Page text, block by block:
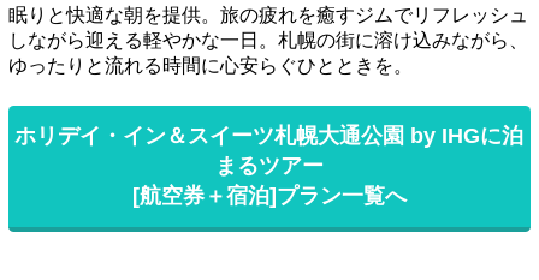
眠りと快適な朝を提供。旅の疲れを癒すジムでリフレッシュ
しながら迎える軽やかな一日。​​札幌の街に溶け込みながら、
ゆったりと流れる時間に心安らぐひとときを。​
ホリデイ・イン＆スイーツ札幌大通公園 by IHGに泊
まるツアー
[航空券＋宿泊]プラン一覧へ